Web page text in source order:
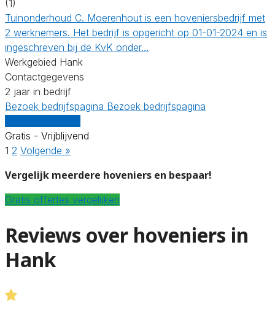
(1)
Tuinonderhoud C. Moerenhout is een hoveniersbedrijf met
2 werknemers. Het bedrijf is opgericht op 01-01-2024 en is
ingeschreven bij de KvK onder…
Werkgebied Hank
Contactgegevens
2 jaar in bedrijf
Bezoek bedrijfspagina Bezoek bedrijfspagina
Gratis - Vrijblijvend
1 2 Volgende »
Vergelijk meerdere hoveniers en bespaar!
Gratis offertes vergelijken
Reviews over hoveniers in
Hank